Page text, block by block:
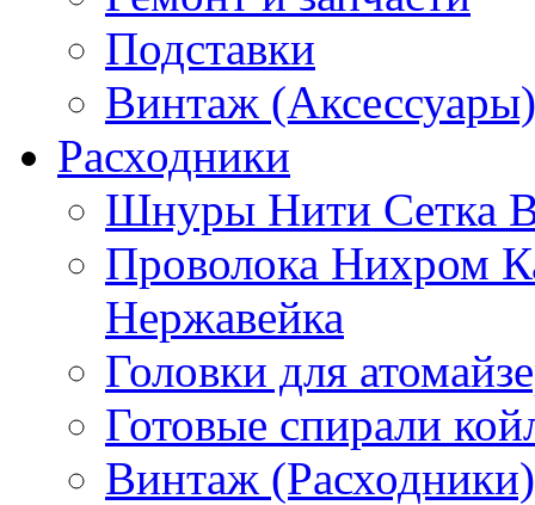
Подставки
Винтаж (Аксессуары)
Расходники
Шнуры Нити Сетка
Проволока Нихром
Нержавейка
Головки для
Готовые спирали
Винтаж (Расходники)